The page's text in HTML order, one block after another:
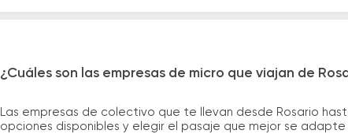
¿Cuáles son las empresas de micro que viajan de
Las empresas de colectivo que te llevan desde Rosario
opciones disponibles y elegir el pasaje que mejor se